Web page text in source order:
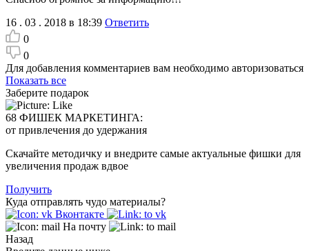
16 . 03 . 2018 в 18:39 Ответить
0
0
Для добавления комментариев вам необходимо авторизоваться
Показать все
Заберите подарок
68 ФИШЕК МАРКЕТИНГА:
от привлечения до удержания
Скачайте методичку и внедрите самые актуальные фишки для
увеличения продаж вдвое
Получить
Куда отправлять чудо материалы?
Вконтакте
На почту
Назад